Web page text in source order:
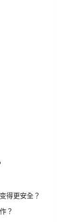
得更安全？
？